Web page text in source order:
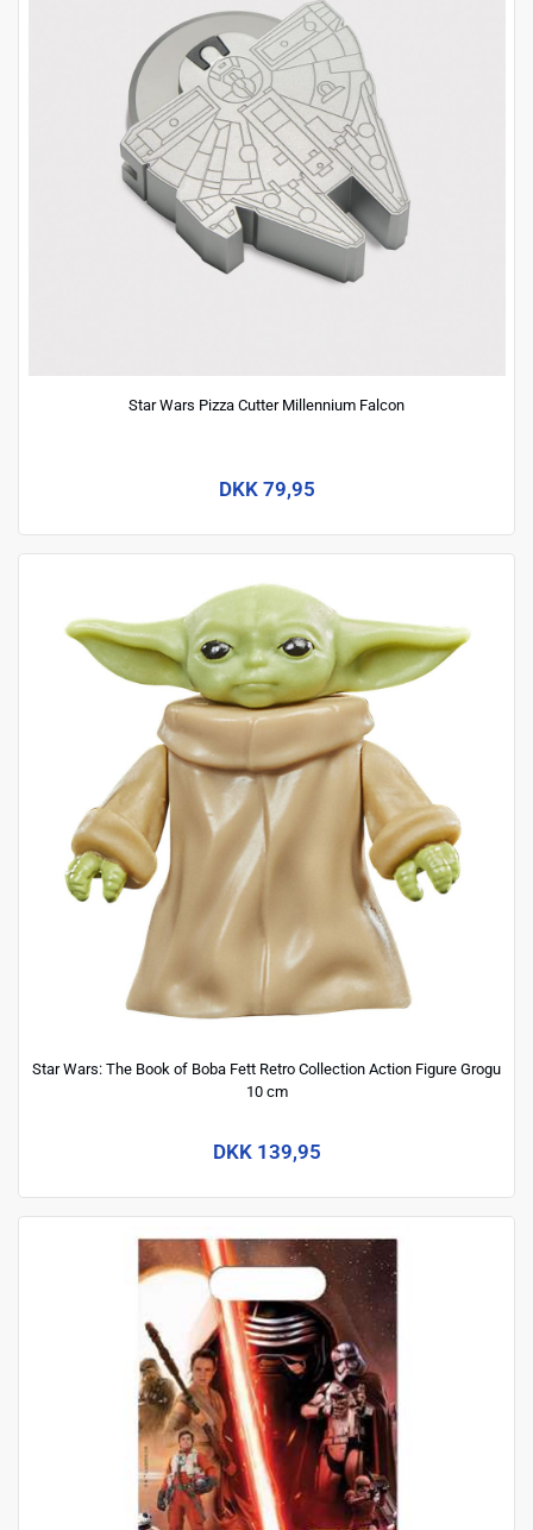
Star Wars Pizza Cutter Millennium Falcon
DKK 79,95
Star Wars: The Book of Boba Fett Retro Collection Action Figure Grogu
10 cm
DKK 139,95